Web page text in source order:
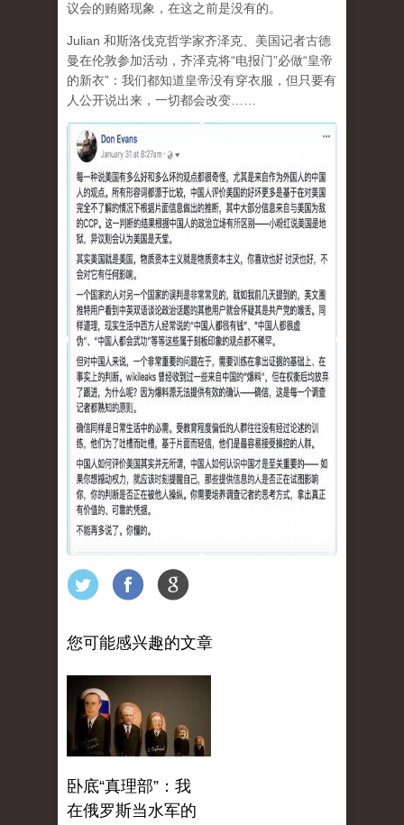
议会的贿赂现象，在这之前是没有的。
Julian 和斯洛伐克哲学家齐泽克、美国记者古德
曼在伦敦参加活动，齐泽克将“电报门”必做“皇帝
的新衣”：我们都知道皇帝没有穿衣服，但只要有
人公开说出来，一切都会改变……
您可能感兴趣的文章
卧底“真理部”：我
在俄罗斯当水军的